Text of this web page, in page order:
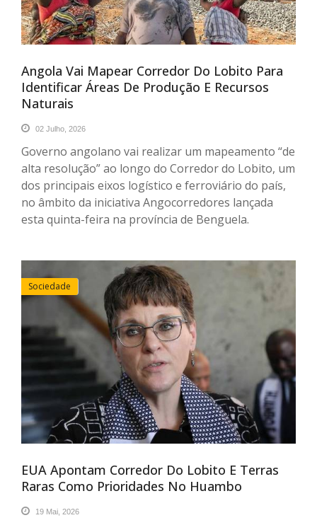
Angola Vai Mapear Corredor Do Lobito Para
Identificar Áreas De Produção E Recursos
Naturais
02 Julho, 2026
Governo angolano vai realizar um mapeamento “de
alta resolução” ao longo do Corredor do Lobito, um
dos principais eixos logístico e ferroviário do país,
no âmbito da iniciativa Angocorredores lançada
esta quinta-feira na província de Benguela.
Sociedade
EUA Apontam Corredor Do Lobito E Terras
Raras Como Prioridades No Huambo
19 Mai, 2026